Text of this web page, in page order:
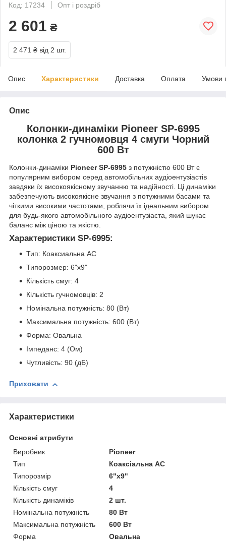
Код: 17234
Опт і роздріб
2 601 ₴
2 471 ₴ від 2 шт.
Опис Характеристики Доставка Оплата Умови
Опис
Колонки-динаміки Pioneer SP-6995
колонка 2 гучномовця 4 смуги Чорний
600 Вт
Колонки-динаміки Pioneer SP-6995 з потужністю 600 Вт є
популярним вибором серед автомобільних аудіоентузіастів
завдяки їх високоякісному звучанню та надійності. Ці динаміки
забезпечують високоякісне звучання з потужними басами та
чіткими високими частотами, роблячи їх ідеальним вибором
для будь-якого автомобільного аудіоентузіаста, який шукає
баланс між ціною та якістю.
Характеристики SP-6995:
Тип: Коаксиальна АС
Типорозмер: 6"х9"
Кількість смуг: 4
Кількість гучномовців: 2
Номінальна потужність: 80 (Вт)
Максимальна потужність: 600 (Вт)
Форма: Овальна
Імпеданс: 4 (Ом)
Чутливість: 90 (дБ)
Приховати
Характеристики
Основні атрибути
Виробник
Pioneer
Тип
Коаксіальна АС
Типорозмір
6"х9"
Кількість смуг
4
Кількість динаміків
2 шт.
Номінальна потужність
80 Вт
Максимальна потужність
600 Вт
Форма
Овальна